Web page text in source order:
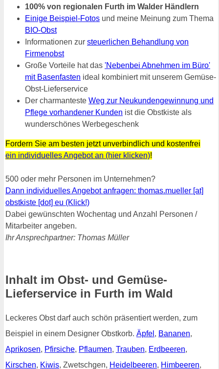
100% von regionalen Furth im Walder Händlern
Einige Beispiel-Fotos und meine Meinung zum Thema
BIO-Obst
Informationen zur steuerlichen Behandlung von
Firmenobst
Große Vorteile hat das 'Nebenbei Abnehmen im Büro'
mit Basenfasten ideal kombiniert mit unserem Gemüse-
Obst-Lieferservice
Der charmanteste Weg zur Neukundengewinnung und
Pflege vorhandener Kunden ist die Obstkiste als
wunderschönes Werbegeschenk
Fordern Sie am besten jetzt unverbindlich und kostenfrei
ein individuelles Angebot an (hier klicken)!
500 oder mehr Personen im Unternehmen?
Dann individuelles Angebot anfragen: thomas.mueller [at]
obstkiste [dot] eu (Klick!)
Dabei gewünschten Wochentag und Anzahl Personen /
Mitarbeiter angeben.
Ihr Ansprechpartner: Thomas Müller
Inhalt im Obst- und Gemüse-
Lieferservice in Furth im Wald
Leckeres Obst darf auch schön präsentiert werden, zum
Beispiel in einem Designer Obstkorb. Äpfel , Bananen,
Aprikosen, Pfirsiche, Pflaumen, Trauben, Erdbeeren,
Kirschen, Kiwis, Zwetschgen, Heidelbeeren, Himbeeren,